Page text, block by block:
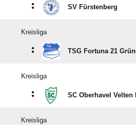
: SV Fürstenberg
Kreisliga
: TSG Fortuna 21
Kreisliga
: SC Oberhavel Velten II
Kreisliga